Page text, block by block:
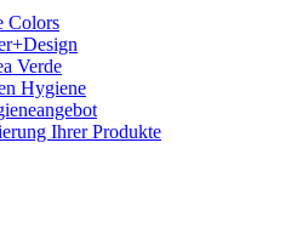
Colors
Verde
Hygiene
Ihrer Produkte